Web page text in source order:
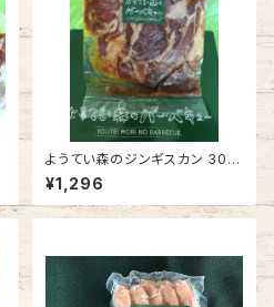
ようてい森のジンギスカン 300
g
¥1,296